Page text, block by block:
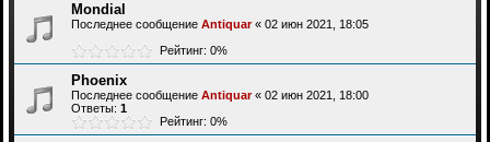
Mondial
Последнее сообщение Antiquar« 02 июн 2021, 18:05
Рейтинг: 0%
Phoenix
Последнее сообщение Antiquar« 02 июн 2021, 18:00
Ответы: 1
Рейтинг: 0%